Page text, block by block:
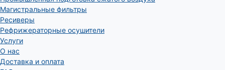
Магистральные фильтры
Ресиверы
Рефрижераторные осушители
Услуги
О нас
Доставка и оплата